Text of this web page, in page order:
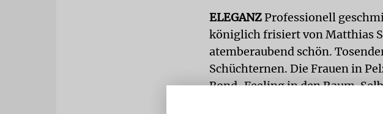
ELEGANZProfessionell
königlich frisiert von Matthias
atemberaubend schön.
Schüchternen. Die Frauen in
Bond-Feeling in den Raum.